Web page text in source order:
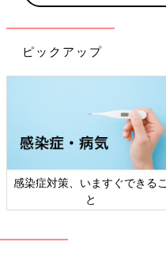
ピックアップ
感染症対策、いますぐできるこ
と